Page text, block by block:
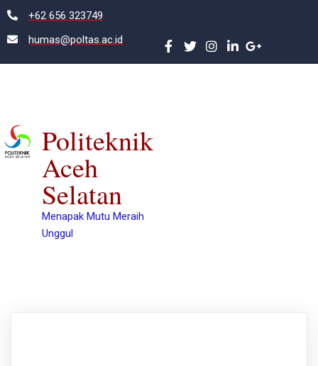
+62 656 323749
humas@poltas.ac.id
Politeknik
Aceh
Selatan
Menapak Mutu Meraih
Unggul